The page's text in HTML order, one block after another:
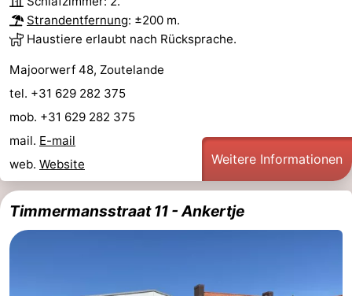
Kustlicht
-
Meerpaal
-
Strandcamping
Valkenisse
-
Zee,
Bos
en
Duin
Hotels
Zimmer
(mit
Frühstück)
Lastminutes
Strand
Strandentfernung: ±200 m.
Haustiere erlaubt nach Rücksprache.
Majoorwerf 48, Zoutelande
tel. +31 629 282 375
mob. +31 629 282 375
mail. E-mail
web. Website Weitere Informationen
Timmermansstraat 11 - Ankertje